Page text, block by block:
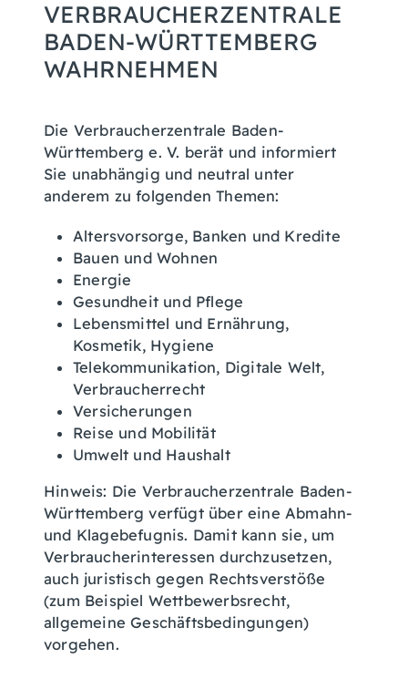
VERBRAUCHERZENTRALE
BADEN-WÜRTTEMBERG
WAHRNEHMEN
Die Verbraucherzentrale Baden-
Württemberg e. V. berät und informiert
Sie unabhängig und neutral unter
anderem zu folgenden Themen:
Altersvorsorge, Banken und Kredite
Bauen und Wohnen
Energie
Gesundheit und Pflege
Lebensmittel und Ernährung,
Kosmetik, Hygiene
Telekommunikation, Digitale Welt,
Verbraucherrecht
Versicherungen
Reise und Mobilität
Umwelt und Haushalt
Hinweis: Die Verbraucherzentrale Baden-
Württemberg verfügt über eine Abmahn-
und Klagebefugnis. Damit kann sie, um
Verbraucherinteressen durchzusetzen,
auch juristisch gegen Rechtsverstöße
(zum Beispiel Wettbewerbsrecht,
allgemeine Geschäftsbedingungen)
vorgehen.